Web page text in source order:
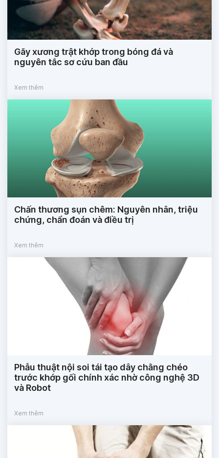
Gãy xương trật khớp trong bóng đá và
nguyên tắc sơ cứu ban đầu
Xem thêm
Chấn thương sụn chêm: Nguyên nhân, triệu
chứng, chẩn đoán và điều trị
Xem thêm
Phẫu thuật nội soi tái tạo dây chằng chéo
trước khớp gối chính xác nhờ công nghệ 3D
và Robot
Xem thêm